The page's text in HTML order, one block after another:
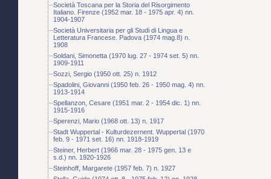
Società Toscana per la Storia del Risorgimento
Italiano. Firenze (1952 mar. 18 - 1975 apr. 4) nn.
1904-1907
Società Universitaria per gli Studi di Lingua e
Letteratura Francese. Padova (1974 mag.8) n.
1908
Soldani, Simonetta (1970 lug. 27 - 1974 set. 5) nn.
1909-1911
Sozzi, Sergio (1950 ott. 25) n. 1912
Spadolini, Giovanni (1950 feb. 26 - 1950 mag. 4) nn.
1913-1914
Spellanzon, Cesare (1951 mar. 2 - 1954 dic. 1) nn.
1915-1916
Sperenzi, Mario (1968 ott. 13) n. 1917
Stadt Wuppertal - Kulturdezernent. Wuppertal (1970
feb. 9 - 1971 set. 16) nn. 1918-1919
Steiner, Herbert (1966 mar. 28 - 1975 gen. 13 e
s.d.) nn. 1920-1926
Steinhoff, Margarete (1957 feb. 7) n. 1927